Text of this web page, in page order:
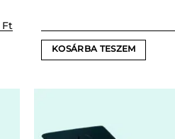
Ft
KOSÁRBA TESZEM